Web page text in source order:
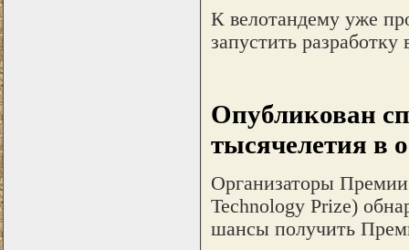
К велотандему уже
запустить разработку
Опубликован
тысячелетия в
Организаторы
Technology Prize)
шансы получить